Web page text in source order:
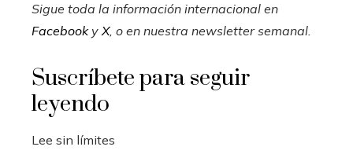
Sigue toda la información internacional en
FacebookyX, o en nuestra newsletter semanal.
Suscríbete para seguir
leyendo
Lee sin límites